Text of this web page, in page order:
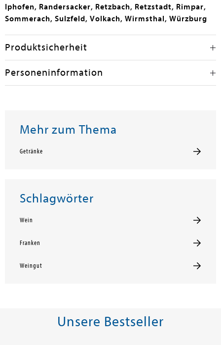
Iphofen, Randersacker, Retzbach, Retzstadt, Rimpar,
Sommerach, Sulzfeld, Volkach, Wirmsthal, Würzburg
Produktsicherheit
Personeninformation
Mehr zum Thema
Getränke
Schlagwörter
Wein
Franken
Weingut
Unsere Bestseller